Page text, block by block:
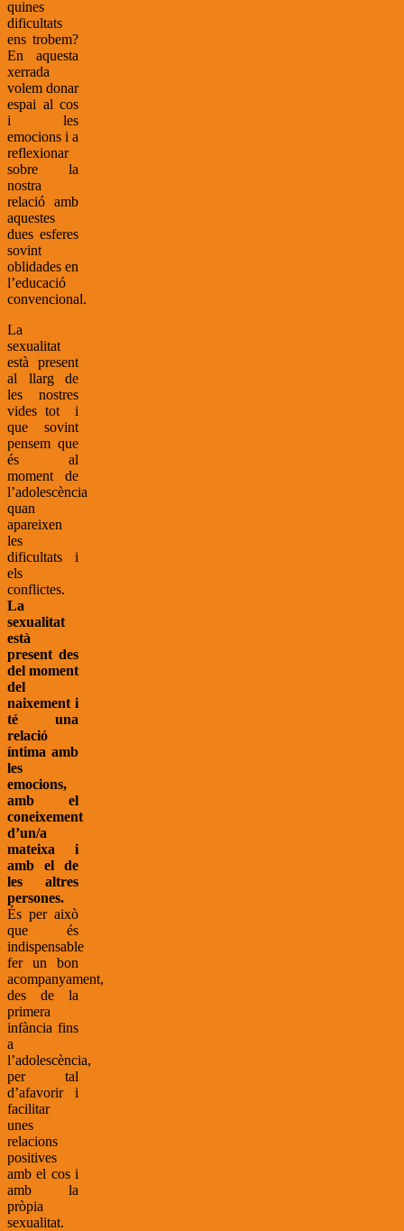
quines
dificultats
ens trobem?
En aquesta
xerrada
volem donar
espai al cos
i les
emocions i a
reflexionar
sobre la
nostra
relació amb
aquestes
dues esferes
sovint
oblidades en
l’educació
convencional.
La
sexualitat
està present
al llarg de
les nostres
vides tot i
que sovint
pensem que
és al
moment de
l’adolescència
quan
apareixen
les
dificultats i
els
conflictes.
La
sexualitat
està
present des
del moment
del
naixement i
té una
relació
íntima amb
les
emocions,
amb el
coneixement
d’un/a
mateixa i
amb el de
les altres
persones.
És per això
que és
indispensable
fer un bon
acompanyament,
des de la
primera
infància fins
a
l’adolescència,
per tal
d’afavorir i
facilitar
unes
relacions
positives
amb el cos i
amb la
pròpia
sexualitat.